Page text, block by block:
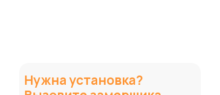
Нужна установка?